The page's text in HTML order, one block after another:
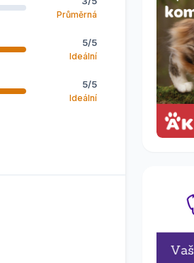
Průměrná
5/5
Ideální
5/5
Ideální